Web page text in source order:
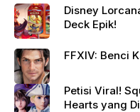
Disney
Deck Epik!
FFXIV:
Petisi Viral!
Hearts yang